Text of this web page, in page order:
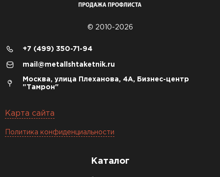
© 2010-2026
+7 (499) 350-71-94
mail@metallshtaketnik.ru
Москва, улица Плеханова, 4А, Бизнес-центр
"Тамрон"
Карта сайта
Политика конфиденциальности
Каталог